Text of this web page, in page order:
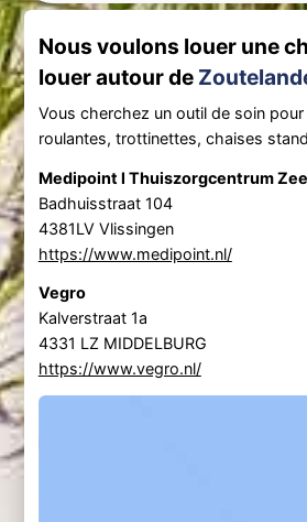
Nous voulons louer une
louer autour de
Vous cherchez un outil de soin
roulantes, trottinettes, chaises
Medipoint l Thuiszorgcentrum
Badhuisstraat 104
4381LV Vlissingen
https://www.medipoint.nl/
Vegro
Kalverstraat 1a
4331 LZ MIDDELBURG
https://www.vegro.nl/